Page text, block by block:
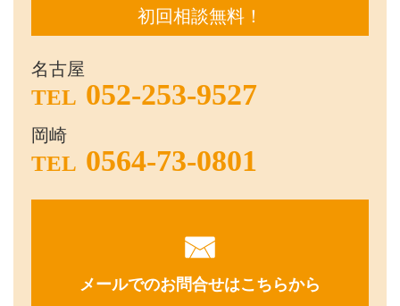
初回相談無料！
名古屋
TEL 052-253-9527
岡崎
TEL 0564-73-0801
メールでのお問合せはこちらから